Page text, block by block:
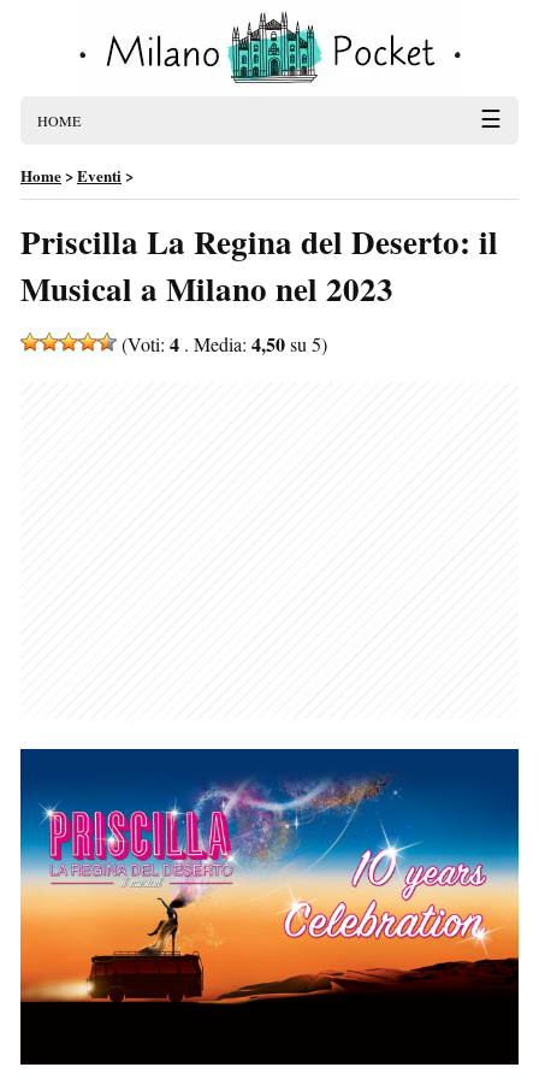
HOME ☰
Home>Eventi>
Priscilla La Regina del Deserto: il
Musical a Milano nel 2023
(Voti: 4 . Media: 4,50su 5)